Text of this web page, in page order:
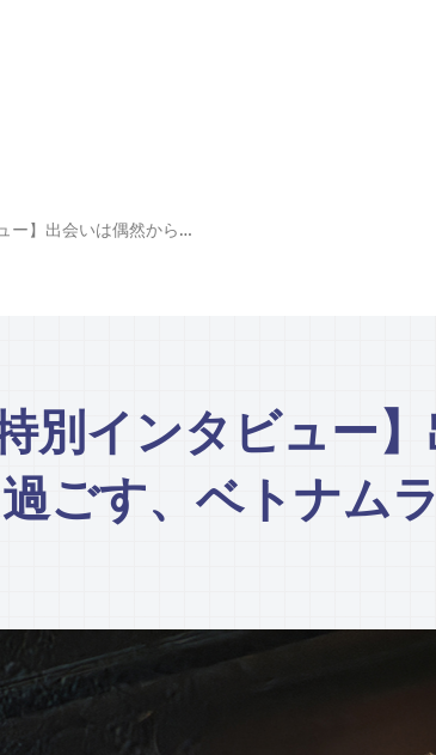
【スケッチ特別インタビュー】出会いは偶然から 猫と過ごす、ベトナムライフ
別インタビュー
ごす、ベトナム